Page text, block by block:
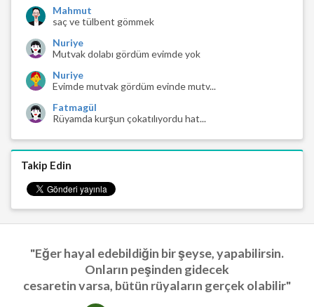
Mahmut
saç ve tülbent gömmek
Nuriye
Mutvak dolabı gördüm evimde yok
Nuriye
Evimde mutvak gördüm evinde mutv...
Fatmagül
Rüyamda kurşun çokatılıyordu hat...
Takip Edin
"Eğer hayal edebildiğin bir şeyse, yapabilirsin.
Onların peşinden gidecek
cesaretin varsa, bütün rüyaların gerçek olabilir"